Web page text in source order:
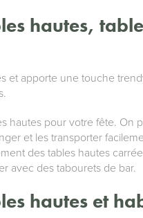
hautes,
et apporte une touche
hautes pour votre fête. On
et les transporter
des tables hautes
avec des tabourets de bar.
hautes et